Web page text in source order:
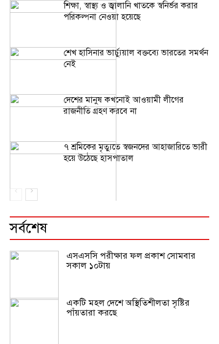
শিক্ষা, স্বাস্থ্য ও জ্বালানি খাতকে স্বনির্ভর করার
পরিকল্পনা নেওয়া হয়েছে
শেখ হাসিনার ভার্চ্যুয়াল বক্তব্যে ভারতের সমর্থন
নেই
দেশের মানুষ কখনোই আওয়ামী লীগের
রাজনীতি গ্রহণ করবে না
৭ শ্রমিকের মৃত্যুতে স্বজনদের আহাজারিতে ভারী
হয়ে উঠেছে হাসপাতাল
সর্বশেষ
এসএসসি পরীক্ষার ফল প্রকাশ সোমবার
সকাল ১০টায়
একটি মহল দেশে অস্থিতিশীলতা সৃষ্টির
পাঁয়তারা করছে